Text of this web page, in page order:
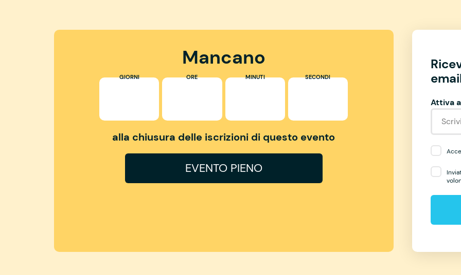
Mancano
GIORNI ORE MINUTI SECONDI
alla chiusura delle iscrizioni di questo evento
EVENTO PIENO
Attiva